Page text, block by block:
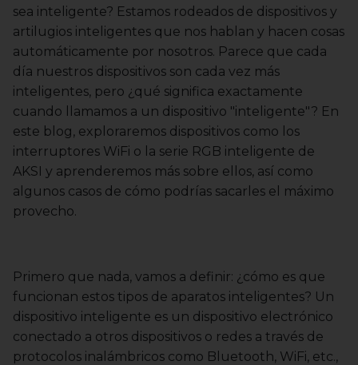
sea inteligente? Estamos rodeados de dispositivos y
artilugios inteligentes que nos hablan y hacen cosas
automáticamente por nosotros. Parece que cada
día nuestros dispositivos son cada vez más
inteligentes, pero ¿qué significa exactamente
cuando llamamos a un dispositivo "inteligente"? En
este blog, exploraremos dispositivos como los
interruptores WiFi o la serie RGB inteligente de
AKSI y aprenderemos más sobre ellos, así como
algunos casos de cómo podrías sacarles el máximo
provecho.
Primero que nada, vamos a definir: ¿cómo es que
funcionan estos tipos de aparatos inteligentes? Un
dispositivo inteligente es un dispositivo electrónico
conectado a otros dispositivos o redes a través de
protocolos inalámbricos como Bluetooth, WiFi, etc.,